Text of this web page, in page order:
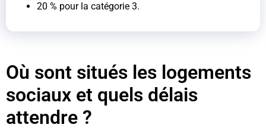
20 % pour la catégorie 3.
Où sont situés les logements
sociaux et quels délais
attendre ?